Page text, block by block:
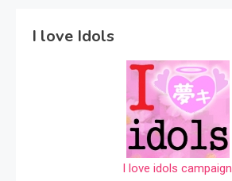
I love Idols
I love idols campaign.